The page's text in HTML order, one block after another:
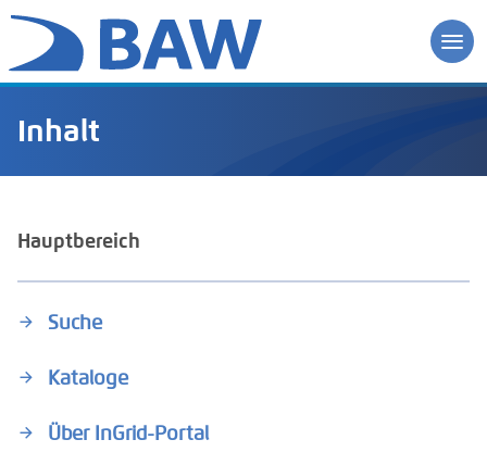
Inhalt
Hauptbereich
Suche
Kataloge
Über InGrid-Portal